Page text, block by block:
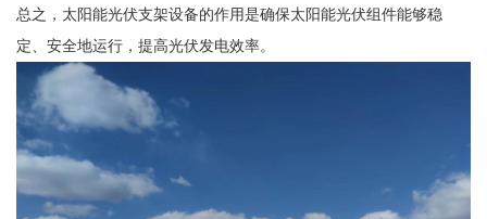
总之，太阳能光伏支架设备的作用是确保太阳能光伏组件能够稳
定、安全地运行，提高光伏发电效率。